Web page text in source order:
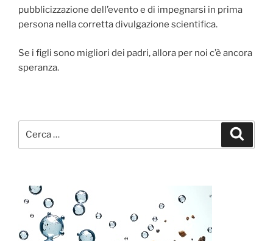
pubblicizzazione dell’evento e di impegnarsi in prima
persona nella corretta divulgazione scientifica.
Se i figli sono migliori dei padri, allora per noi c’è ancora
speranza.